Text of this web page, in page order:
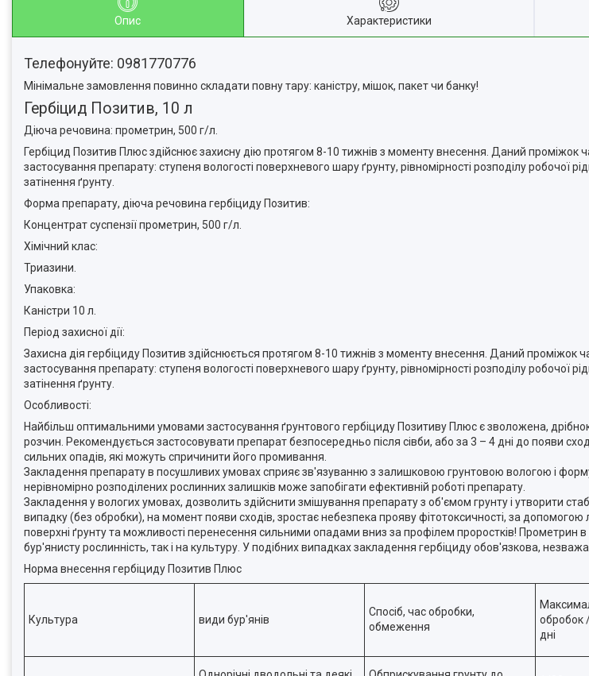
Опис Характеристики
Телефонуйте: 0981770776
Мінімальне замовлення повинно складати повну тару: каністру, мішок, пакет чи банку!
Гербіцид Позитив, 10 л
Діюча речовина: прометрин, 500 г/л.
Гербіцид Позитив Плюс здійснює захисну дію протягом 8-10 тижнів з моменту внесення. Даний проміжок
застосування препарату: ступеня вологості поверхневого шару ґрунту, рівномірності розподілу робочої
затінення ґрунту.
Форма препарату, діюча речовина гербіциду Позитив:
Концентрат суспензії прометрин, 500 г/л.
Хімічний клас:
Триазини.
Упаковка:
Каністри 10 л.
Період захисної дії:
Захисна дія гербіциду Позитив здійснюється протягом 8-10 тижнів з моменту внесення. Даний проміжок
застосування препарату: ступеня вологості поверхневого шару ґрунту, рівномірності розподілу робочої
затінення ґрунту.
Особливості:
Найбільш оптимальними умовами застосування ґрунтового гербіциду Позитиву Плюс є зволожена,
розчин. Рекомендується застосовувати препарат безпосередньо після сівби, або за 3 – 4 дні до появи
сильних опадів, які можуть спричинити його промивання.
Закладення препарату в посушливих умовах сприяє зв'язуванню з залишковою грунтовою вологою і
нерівномірно розподілених рослинних залишків може запобігати ефективній роботі препарату.
Закладення у вологих умовах, дозволить здійснити змішування препарату з об'ємом грунту і утворити
випадку (без обробки), на момент появи сходів, зростає небезпека прояву фітотоксичності, за допомогою
поверхні ґрунту та можливості перенесення сильними опадами вниз за профілем проростків! Прометрин в
бур'янисту рослинність, так і на культуру. У подібних випадках закладення гербіциду обов'язкова,
Норма внесення гербіциду Позитив Плюс
Культура види бур'янів
Спосіб, час обробки,
обмеження
обробок
дні